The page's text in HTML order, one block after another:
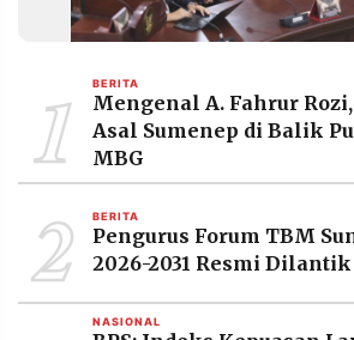
1 BERITA
Mengenal A. Fahrur
Asal Sumenep di Balik
MBG
2 BERITA
Pengurus Forum TBM
2026-2031 Resmi Dilantik
NASIONAL